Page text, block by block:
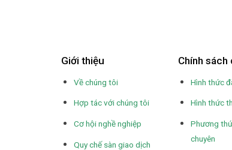
Giới thiệu
Về chúng tôi
Hợp tác với chúng tôi
Cơ hội nghề nghiệp
Quy chế sàn giao dịch
Chính sách
Hình thức
Hình thức
Phương
chuyên